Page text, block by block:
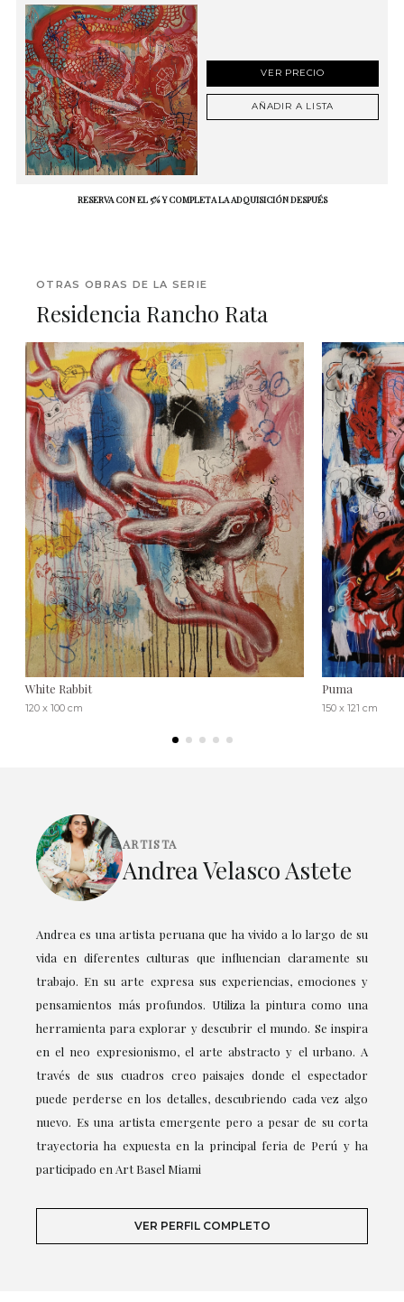
VER PRECIO
AÑADIR A LISTA
RESERVA CON EL 5% Y COMPLETA LA ADQUISICIÓN DESPUÉS
OTRAS OBRAS DE LA SERIE
Residencia Rancho Rata
White Rabbit
120 x 100 cm
Puma
150 x 121 cm
ARTISTA
Andrea Velasco Astete
Andrea es una artista peruana que ha vivido a lo largo de su
vida en diferentes culturas que influencian claramente su
trabajo. En su arte expresa sus experiencias, emociones y
pensamientos más profundos. Utiliza la pintura como una
herramienta para explorar y descubrir el mundo. Se inspira
en el neo expresionismo, el arte abstracto y el urbano. A
través de sus cuadros creo paisajes donde el espectador
puede perderse en los detalles, descubriendo cada vez algo
nuevo. Es una artista emergente pero a pesar de su corta
trayectoria ha expuesta en la principal feria de Perú y ha
participado en Art Basel Miami
VER PERFIL COMPLETO